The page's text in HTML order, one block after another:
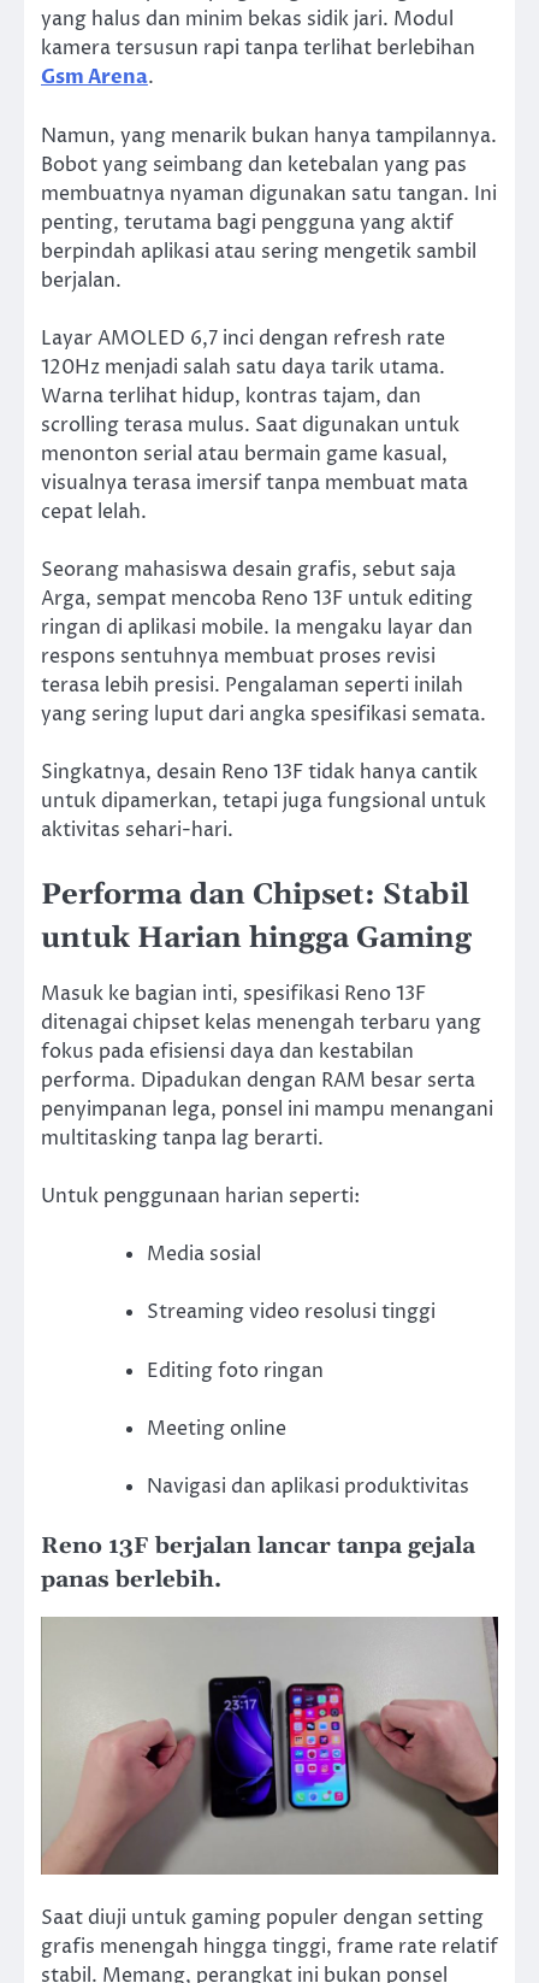
yang halus dan minim bekas sidik jari. Modul
kamera tersusun rapi tanpa terlihat berlebihan
Gsm Arena.
Namun, yang menarik bukan hanya tampilannya.
Bobot yang seimbang dan ketebalan yang pas
membuatnya nyaman digunakan satu tangan. Ini
penting, terutama bagi pengguna yang aktif
berpindah aplikasi atau sering mengetik sambil
berjalan.
Layar AMOLED 6,7 inci dengan refresh rate
120Hz menjadi salah satu daya tarik utama.
Warna terlihat hidup, kontras tajam, dan
scrolling terasa mulus. Saat digunakan untuk
menonton serial atau bermain game kasual,
visualnya terasa imersif tanpa membuat mata
cepat lelah.
Seorang mahasiswa desain grafis, sebut saja
Arga, sempat mencoba Reno 13F untuk editing
ringan di aplikasi mobile. Ia mengaku layar dan
respons sentuhnya membuat proses revisi
terasa lebih presisi. Pengalaman seperti inilah
yang sering luput dari angka spesifikasi semata.
Singkatnya, desain Reno 13F tidak hanya cantik
untuk dipamerkan, tetapi juga fungsional untuk
aktivitas sehari-hari.
Performa dan Chipset: Stabil
untuk Harian hingga Gaming
Masuk ke bagian inti, spesifikasi Reno 13F
ditenagai chipset kelas menengah terbaru yang
fokus pada efisiensi daya dan kestabilan
performa. Dipadukan dengan RAM besar serta
penyimpanan lega, ponsel ini mampu menangani
multitasking tanpa lag berarti.
Untuk penggunaan harian seperti:
Media sosial
Streaming video resolusi tinggi
Editing foto ringan
Meeting online
Navigasi dan aplikasi produktivitas
Reno 13F berjalan lancar tanpa gejala
panas berlebih.
Saat diuji untuk gaming populer dengan setting
grafis menengah hingga tinggi, frame rate relatif
stabil. Memang, perangkat ini bukan ponsel